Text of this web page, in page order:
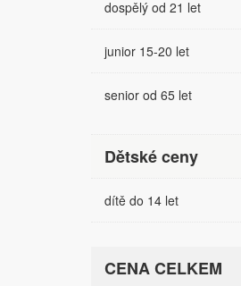
dospělý od 21 let
junior 15-20 let
senior od 65 let
Dětské ceny
dítě do 14 let
CENA CELKEM